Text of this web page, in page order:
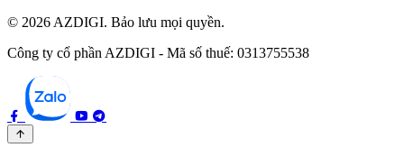
© 2026 AZDIGI. Bảo lưu mọi quyền.
Công ty cổ phần AZDIGI - Mã số thuế: 0313755538